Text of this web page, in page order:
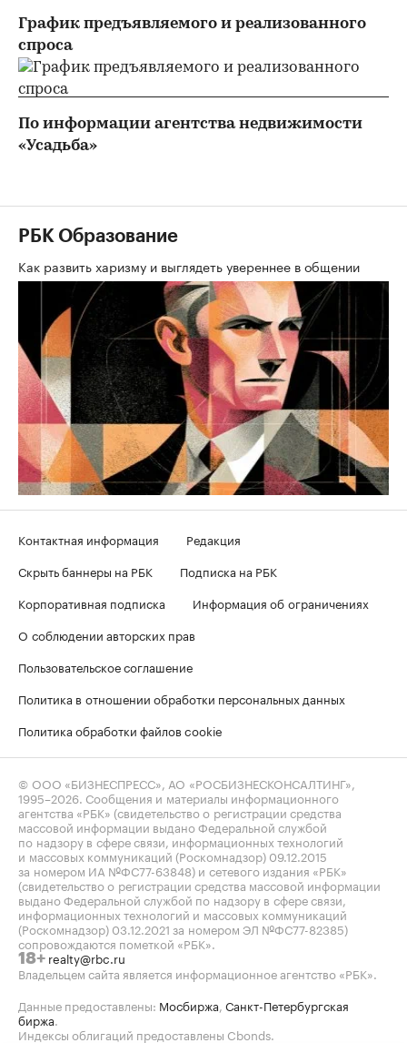
График предъявляемого и реализованного
спроса
По информации агентства недвижимости
«Усадьба»
РБК Образование
Как развить харизму и выглядеть увереннее в общении
Контактная информация
Редакция
Скрыть баннеры на РБК
Подписка на РБК
Корпоративная подписка
Информация об ограничениях
О соблюдении авторских прав
Пользовательское соглашение
Политика в отношении обработки персональных данных
Политика обработки файлов cookie
© ООО «БИЗНЕСПРЕСС», АО «РОСБИЗНЕСКОНСАЛТИНГ»,
1995–2026. Сообщения и материалы информационного
агентства «РБК» (свидетельство о регистрации средства
массовой информации выдано Федеральной службой
по надзору в сфере связи, информационных технологий
и массовых коммуникаций (Роскомнадзор) 09.12.2015
за номером ИА №ФС77-63848) и сетевого издания «РБК»
(свидетельство о регистрации средства массовой информации
выдано Федеральной службой по надзору в сфере связи,
информационных технологий и массовых коммуникаций
(Роскомнадзор) 03.12.2021 за номером ЭЛ №ФС77-82385)
сопровождаются пометкой «РБК».
18+ realty@rbc.ru
Владельцем сайта является информационное агентство «РБК».
Данные предоставлены: Мосбиржа, Санкт-Петербургская
биржа.
Индексы облигаций предоставлены Cbonds.